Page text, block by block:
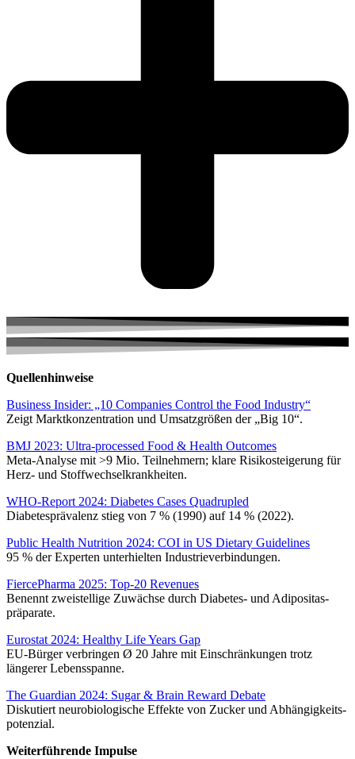
Quellenhinweise
Business Insider: „10 Companies Control the Food Industry“
Zeigt Marktkonzentration und Umsatzgrößen der „Big 10“.
BMJ 2023: Ultra-processed Food & Health Outcomes
Meta-Analyse mit >9 Mio. Teilnehmern; klare Risiko­steigerung für
Herz- und Stoffwechsel­krankheiten.
WHO-Report 2024: Diabetes Cases Quadrupled
Diabetes­prävalenz stieg von 7 % (1990) auf 14 % (2022).
Public Health Nutrition 2024: COI in US Dietary Guidelines
95 % der Experten unterhielten Industrie­verbindungen.
FiercePharma 2025: Top-20 Revenues
Benennt zweistellige Zuwächse durch Diabetes- und Adipositas­
präparate.
Eurostat 2024: Healthy Life Years Gap
EU-Bürger verbringen Ø 20 Jahre mit Einschränkungen trotz
längerer Lebens­spanne.
The Guardian 2024: Sugar & Brain Reward Debate
Diskutiert neuro­biologische Effekte von Zucker und Abhängigkeits­
potenzial.
Weiterführende Impulse